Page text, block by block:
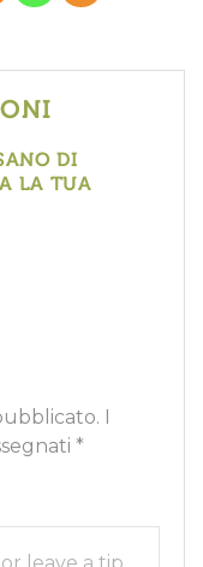
DI
LA TUA
I
*